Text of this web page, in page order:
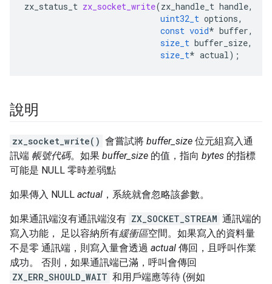
zx_status_t zx_socket_write(zx_handle_t handle,
uint32_t options,
const void* buffer,
size_t buffer_size,
size_t* actual);
說明
zx_socket_write() 會嘗試將 buffer_size 位元組寫入通
訊端 帳號代碼。如果 buffer_size 的值，指向 bytes 的指標
可能是 NULL 零時差弱點
如果傳入 NULL actual ，系統就會忽略該參數。
如果通訊端沒有通訊端沒有 ZX_SOCKET_STREAM 通訊端的
寫入功能， 足以容納所有緩衝區空間。如果寫入的資料量
不是零 通訊端，則寫入量會透過 actual 傳回，且呼叫作業
成功。 否則，如果通訊端已滿，呼叫會傳回
ZX_ERR_SHOULD_WAIT 和用戶端應等待 (例如